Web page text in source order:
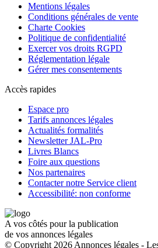
Mentions légales
Conditions générales de vente
Charte Cookies
Politique de confidentialité
Exercer vos droits RGPD
Réglementation légale
Gérer mes consentements
Accès rapides
Espace pro
Tarifs annonces légales
Actualités formalités
Newsletter JAL-Pro
Livres Blancs
Foire aux questions
Nos partenaires
Contacter notre Service client
Accessibilité: non conforme
A vos côtés pour la publication
de vos annonces légales
© Copyright 2026 Annonces légales -